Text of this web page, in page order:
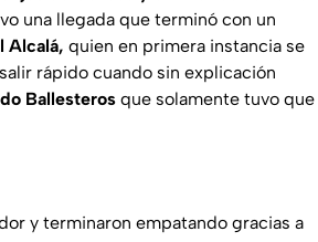
una llegada que terminó con un
Alcalá, quien en primera instancia se
rápido cuando sin explicación
Ballesteros que solamente tuvo que
y terminaron empatando gracias a